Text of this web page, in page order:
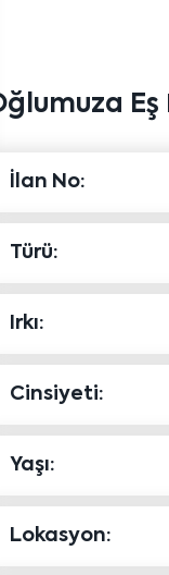
Eş
İlan No:
Türü:
Irkı:
Cinsiyeti:
Yaşı:
Lokasyon: